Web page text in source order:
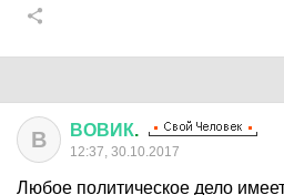
В ВОВИК.
12:37, 30.10.2017
Любое политическое дело